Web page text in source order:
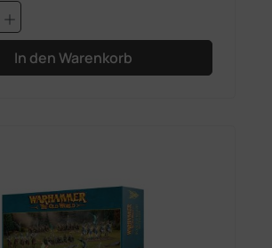
Anzahl: Gib den
In den Warenkorb